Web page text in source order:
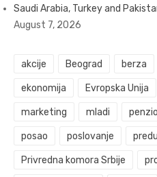
Saudi Arabia, Turkey and
August 7, 2026
akcije Beograd berza
ekonomija Evropska Unija
marketing mladi
posao poslovanje
Privredna komora Srbije